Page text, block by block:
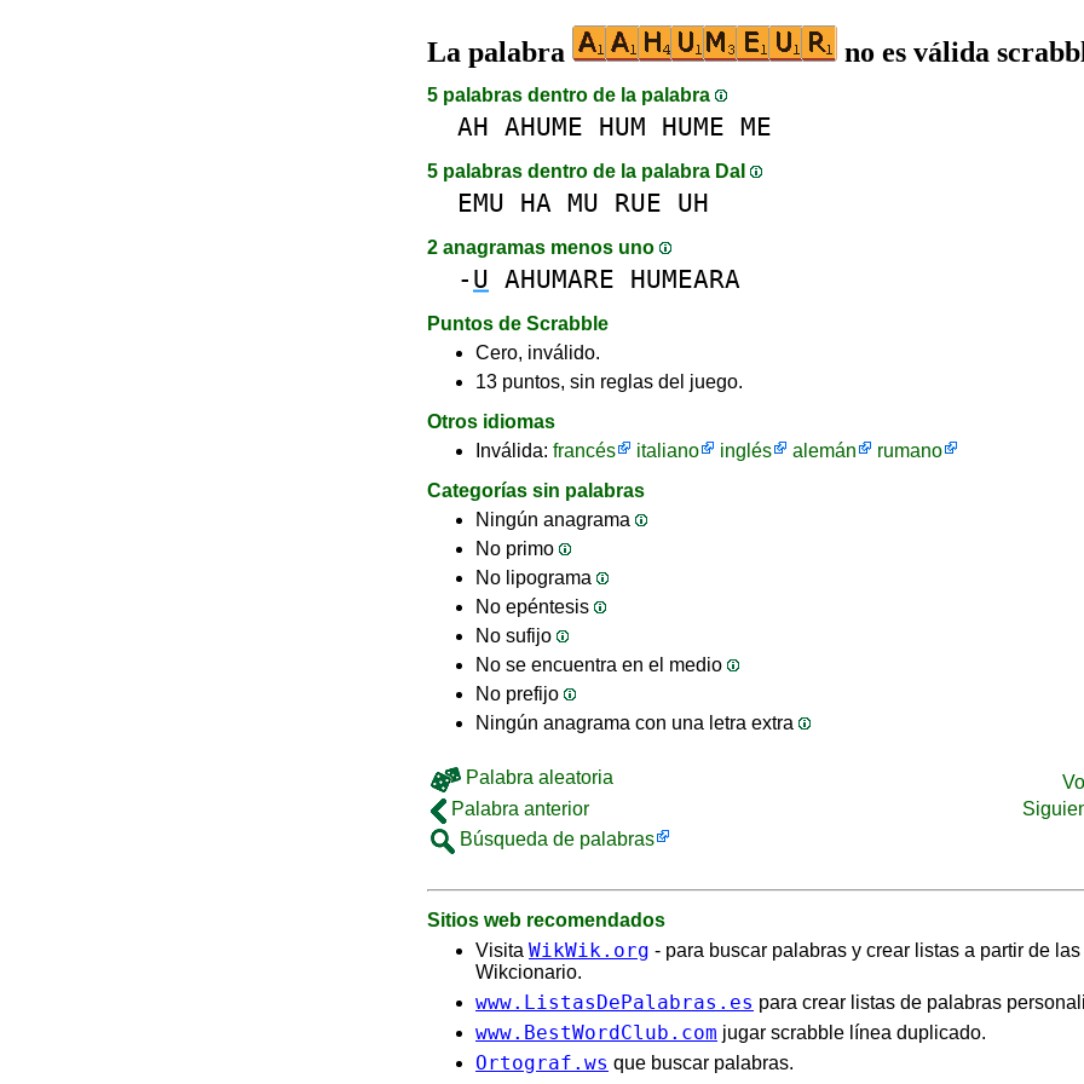
La palabra no es válida
5 palabras dentro de la palabra
AH AHUME HUM HUME ME
5 palabras dentro de la palabra DaI
EMU HA MU RUE UH
2 anagramas menos uno
- U AHUMARE HUMEARA
Puntos de Scrabble
Cero, inválido.
13 puntos, sin reglas del juego.
Otros idiomas
Inválida: francés italiano inglés alemán
rumano
Categorías sin palabras
Ningún anagrama
No primo
No lipograma
No epéntesis
No sufijo
No se encuentra en el medio
No prefijo
Ningún anagrama con una letra extra
Palabra aleatoria
Palabra anterior
Búsqueda de palabras
Sitios web recomendados
Visita WikWik.org - para buscar palabras y crear listas a partir de
Wikcionario.
www.ListasDePalabras.es para crear listas de palabras
www.BestWordClub.com jugar scrabble línea duplicado.
Ortograf.ws que buscar palabras.